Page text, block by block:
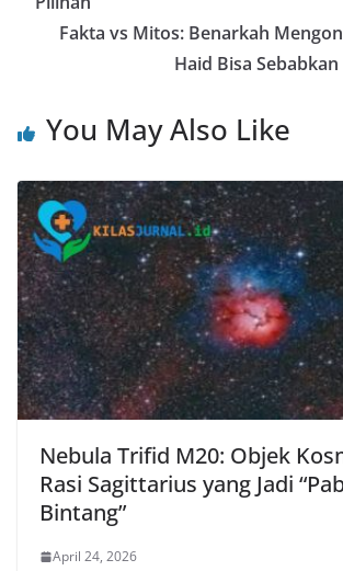
Fakta vs Mitos: Benarkah
Haid Bisa
You May Also Like
Nebula Trifid M20: Objek
Rasi Sagittarius yang Jadi
Bintang”
April 24, 2026